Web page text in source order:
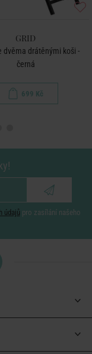
GRID
dvěma drátěnými koši -
černá
699 Kč
údajů pro zasílání našeho